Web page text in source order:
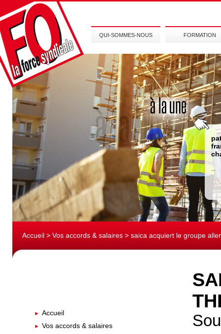
QUI-SOMMES-NOUS FORMATION
...
Accueil > Vos accords & salaires > saica acquiert le groupe
Accueil
Vos accords & salaires